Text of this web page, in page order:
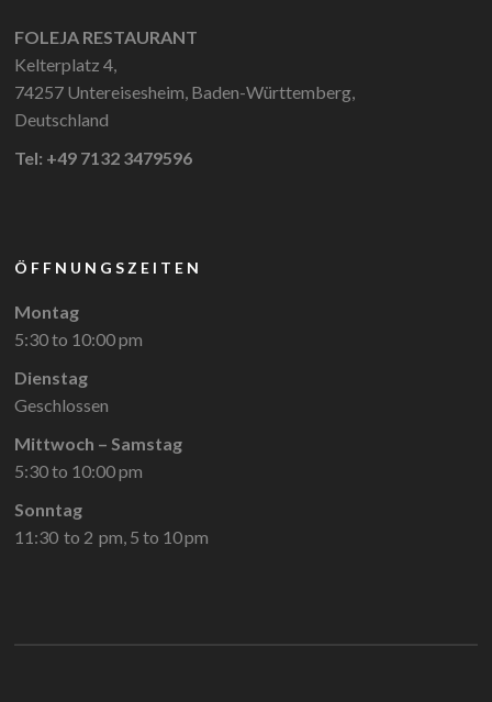
FOLEJA RESTAURANT
Kelterplatz 4,
74257 Untereisesheim, Baden-Württemberg,
Deutschland
Tel: +49 7132 3479596
ÖFFNUNGSZEITEN
Montag
5:30 to 10:00 pm
Dienstag
Geschlossen
Mittwoch – Samstag
5:30 to 10:00 pm
Sonntag
11:30 to 2 pm, 5 to 10 pm